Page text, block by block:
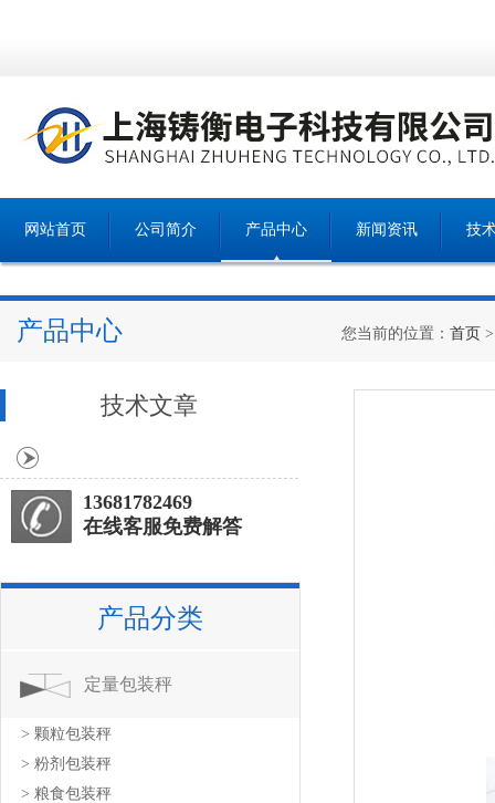
网站首页 公司简介 产品中心 新闻资讯 技
产品中心 您当前的位置： 首页
技术文章
13681782469
在线客服免费解答
产品分类
定量包装秤
> 颗粒包装秤
> 粉剂包装秤
> 粮食包装秤